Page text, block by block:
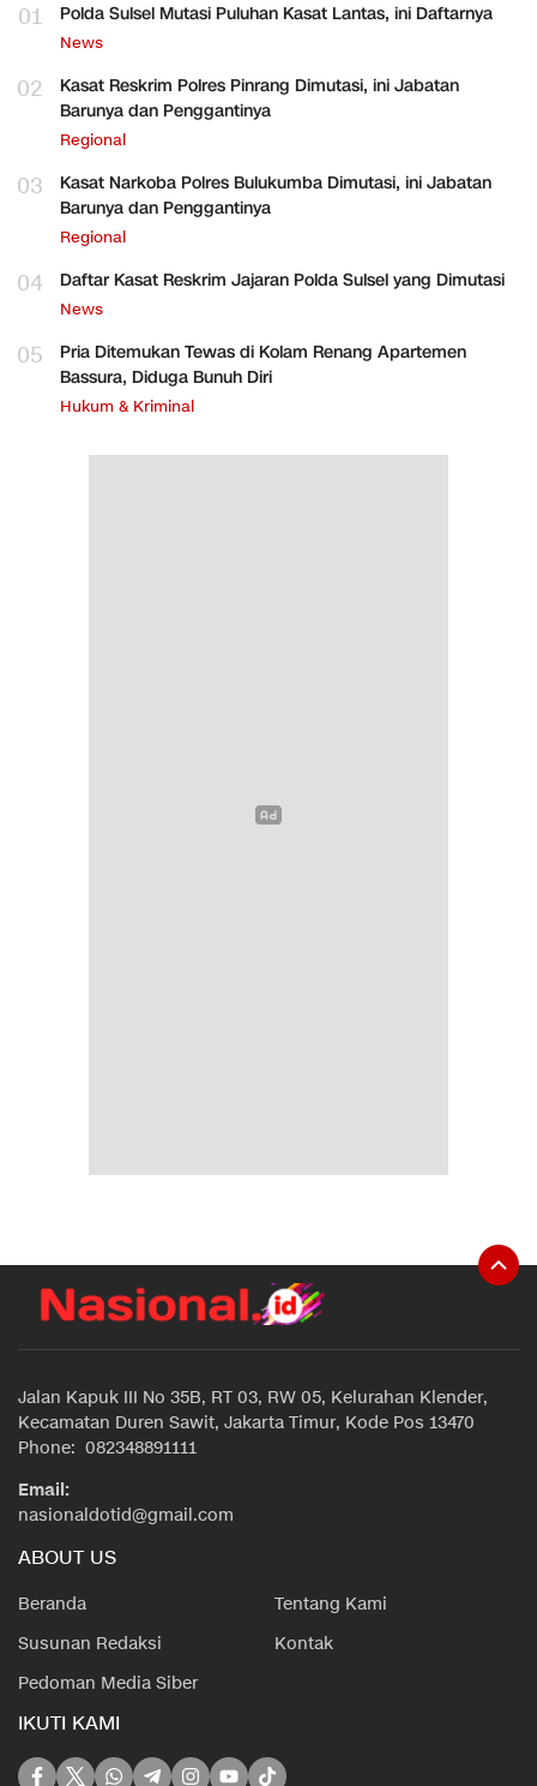
01 Polda Sulsel Mutasi Puluhan Kasat Lantas, ini Daftarnya
News
02
Kasat Reskrim Polres Pinrang Dimutasi, ini Jabatan
Barunya dan Penggantinya
Regional
03
Kasat Narkoba Polres Bulukumba Dimutasi, ini Jabatan
Barunya dan Penggantinya
Regional
04 Daftar Kasat Reskrim Jajaran Polda Sulsel yang Dimutasi
News
05
Pria Ditemukan Tewas di Kolam Renang Apartemen
Bassura, Diduga Bunuh Diri
Hukum & Kriminal
Jalan Kapuk III No 35B, RT 03, RW 05, Kelurahan Klender,
Kecamatan Duren Sawit, Jakarta Timur, Kode Pos 13470
Phone: 082348891111
Email:
nasionaldotid@gmail.com
ABOUT US
Beranda
Tentang Kami
Susunan Redaksi
Kontak
Pedoman Media Siber
IKUTI KAMI